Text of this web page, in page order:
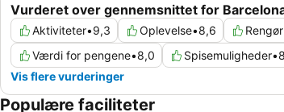
Vurderet over gennemsnittet for
Aktiviteter•9,3 Oplevelse•8,6
Værdi for pengene•8,0 Spisemuligheder•
Vis flere vurderinger
Populære faciliteter